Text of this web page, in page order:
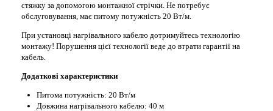
стяжку за допомогою монтажної стрічки. Не потребує
обслуговування, має питому потужність 20 Вт/м.
При установці нагрівального кабелю дотримуйтесь технологію
монтажу! Порушення цієї технології веде до втрати гарантії на
кабель.
Додаткові характеристики
Питома потужність: 20 Вт/м
Довжина нагрівального кабелю: 40 м